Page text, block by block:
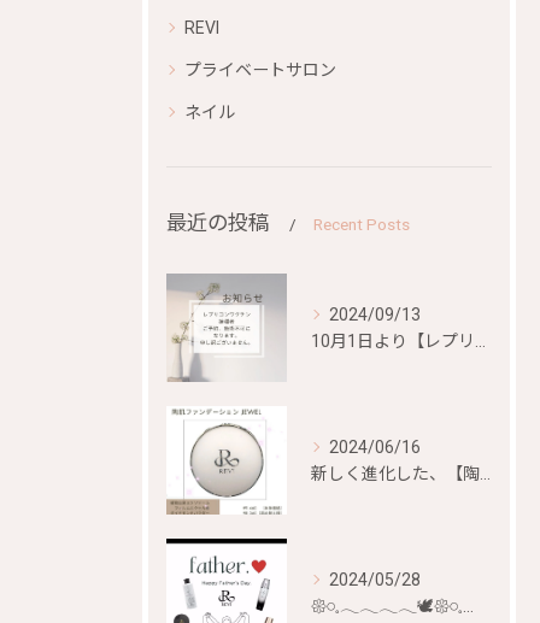
REVI
プライベートサロン
ネイル
最近の投稿 Recent Posts
2024/09/13
2024/06/16
2024/05/28